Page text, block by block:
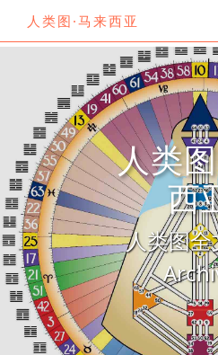
人类图·马来西亚
人类
西
人类图